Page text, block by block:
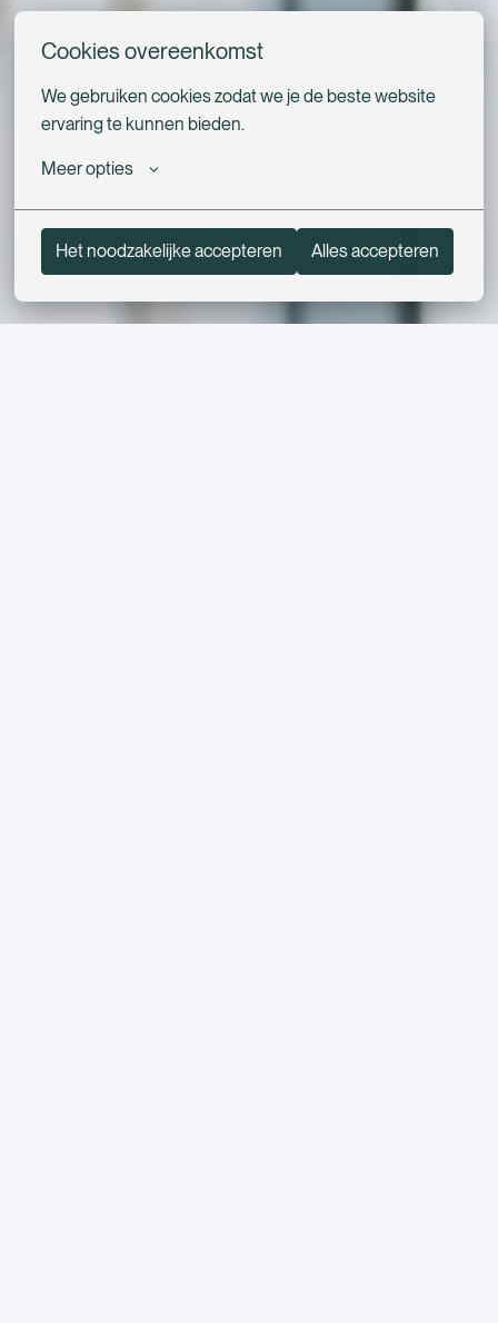
Cookies overeenkomst
We gebruiken cookies zodat we je de beste website
ervaring te kunnen bieden.
Meer opties
Het noodzakelijke accepteren Alles accepteren